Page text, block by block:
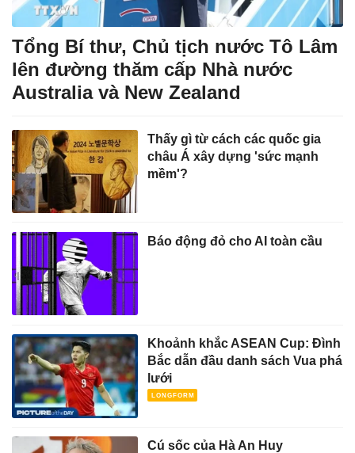
Tổng Bí thư, Chủ tịch nước Tô Lâm
lên đường thăm cấp Nhà nước
Australia và New Zealand
Thấy gì từ cách các quốc gia
châu Á xây dựng 'sức mạnh
mềm'?
Báo động đỏ cho AI toàn cầu
Khoảnh khắc ASEAN Cup: Đình
Bắc dẫn đầu danh sách Vua phá
lưới
Cú sốc của Hà An Huy